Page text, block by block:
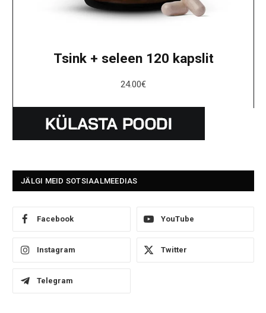
Tsink + seleen 120 kapslit
24.00€
JÄLGI MEID SOTSIAALMEEDIAS
Facebook YouTube
Instagram Twitter
Telegram